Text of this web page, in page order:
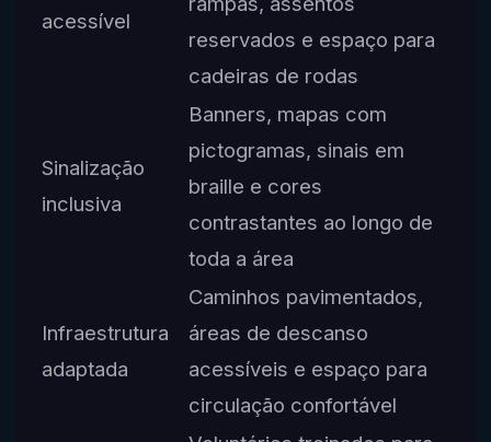
acessível
reservados e espaço para
cadeiras de rodas
Sinalização
inclusiva
Banners, mapas com
pictogramas, sinais em
braille e cores
contrastantes ao longo de
toda a área
Infraestrutura
adaptada
Caminhos pavimentados,
áreas de descanso
acessíveis e espaço para
circulação confortável